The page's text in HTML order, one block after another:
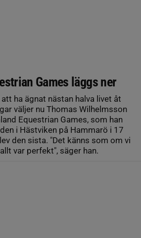
Games läggs ner
ha ägnat nästan halva livet åt
väljer nu Thomas Wilhelmsson
Equestrian Games, som han
i Hästviken på Hammarö i 17
den sista. "Det känns som om vi
var perfekt", säger han.